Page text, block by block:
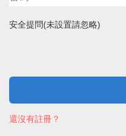
安全提問(未設置請忽略)
還沒有註冊？